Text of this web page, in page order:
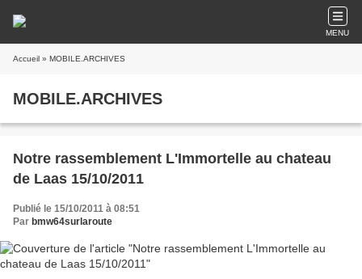
MENU
Accueil » MOBILE.ARCHIVES
MOBILE.ARCHIVES
Notre rassemblement L'Immortelle au chateau
de Laas 15/10/2011
Publié le 15/10/2011 à 08:51
Par bmw64surlaroute